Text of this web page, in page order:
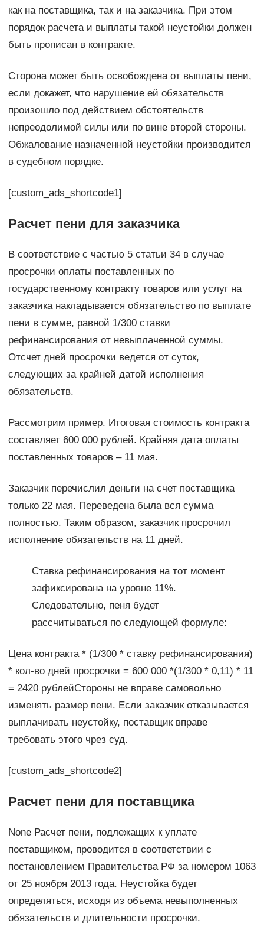
как на поставщика, так и на заказчика. При этом
порядок расчета и выплаты такой неустойки должен
быть прописан в контракте.
Сторона может быть освобождена от выплаты пени,
если докажет, что нарушение ей обязательств
произошло под действием обстоятельств
непреодолимой силы или по вине второй стороны.
Обжалование назначенной неустойки производится
в судебном порядке.
[custom_ads_shortcode1]
Расчет пени для заказчика
В соответствие с частью 5 статьи 34 в случае
просрочки оплаты поставленных по
государственному контракту товаров или услуг на
заказчика накладывается обязательство по выплате
пени в сумме, равной 1/300 ставки
рефинансирования от невыплаченной суммы.
Отсчет дней просрочки ведется от суток,
следующих за крайней датой исполнения
обязательств.
Рассмотрим пример. Итоговая стоимость контракта
составляет 600 000 рублей. Крайняя дата оплаты
поставленных товаров – 11 мая.
Заказчик перечислил деньги на счет поставщика
только 22 мая. Переведена была вся сумма
полностью. Таким образом, заказчик просрочил
исполнение обязательств на 11 дней.
Ставка рефинансирования на тот момент
зафиксирована на уровне 11%.
Следовательно, пеня будет
рассчитываться по следующей формуле:
Цена контракта * (1/300 * ставку рефинансирования)
* кол-во дней просрочки = 600 000 *(1/300 * 0,11) * 11
= 2420 рублейСтороны не вправе самовольно
изменять размер пени. Если заказчик отказывается
выплачивать неустойку, поставщик вправе
требовать этого чрез суд.
[custom_ads_shortcode2]
Расчет пени для поставщика
None Расчет пени, подлежащих к уплате
поставщиком, проводится в соответствии с
постановлением Правительства РФ за номером 1063
от 25 ноября 2013 года. Неустойка будет
определяться, исходя из объема невыполненных
обязательств и длительности просрочки.